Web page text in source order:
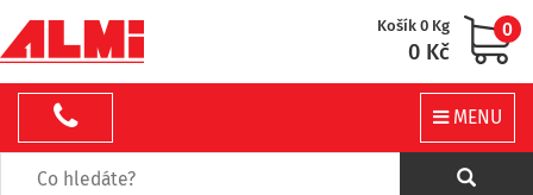
Košík 0 Kg
0 Kč
0
MENU